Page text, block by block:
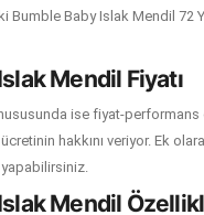
Bumble Baby Islak Mendil 72
Mendil Fiyatı
hususunda ise fiyat-performans
hakkını veriyor. Ek
yapabilirsiniz.
Mendil